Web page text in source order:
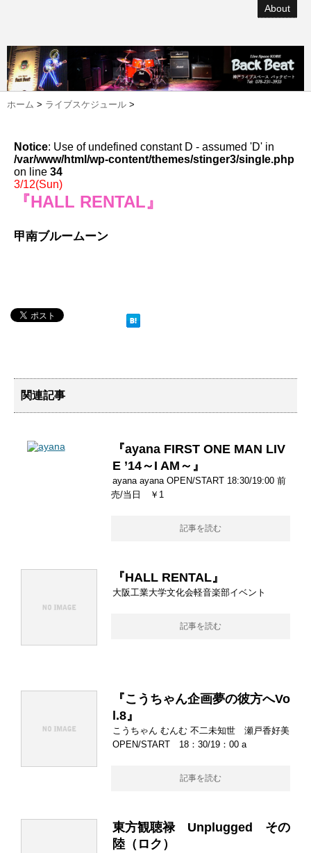
About
ホーム > ライブスケジュール >
Notice: Use of undefined constant D - assumed 'D' in
/var/www/html/wp-content/themes/stinger3/single.php
on line 34
3/12(Sun)
『HALL RENTAL』
甲南ブルームーン
関連記事
『ayana FIRST ONE MAN LIV
E ’14～I AM～』
ayana ayana OPEN/START 18:30/19:00 前
売/当日 ￥1
記事を読む
『HALL RENTAL』
大阪工業大学文化会軽音楽部イベント
記事を読む
『こうちゃん企画夢の彼方へVo
l.8』
こうちゃん むんむ 不二未知世 瀬戸香好美
OPEN/START 18：30/19：00 a
記事を読む
東方観聴禄 Unplugged その
陸（ロク）